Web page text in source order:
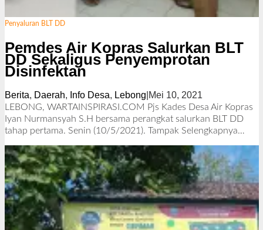
Penyaluran BLT DD
Pemdes Air Kopras Salurkan BLT
DD Sekaligus Penyemprotan
Disinfektan
Berita, Daerah, Info Desa, Lebong Mei 10, 2021
l
e
h
e
d
a
k
s
i
LEBONG, WARTAINSPIRASI.COM Pjs Kades Desa Air Kopras
Iyan Nurmansyah S.H bersama perangkat salurkan BLT DD
tahap pertama. Senin (10/5/2021). Tampak Selengkapnya…